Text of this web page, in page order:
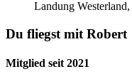
Landung Westerland,
Du fliegst mit Robert
Mitglied seit 2021